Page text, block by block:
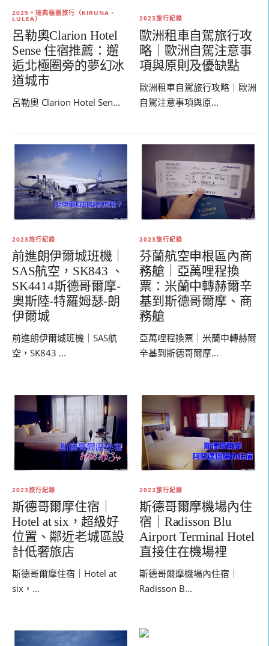
2025。瑞典極圈旅行（KIRUNA、
LULEA）
呂勒奧Clarion Hotel
Sense 住宿推薦：邂
逅北極圈旁的夢幻冰
道城市
呂勒奧 Clarion Hotel Sen...
2023旅行紀錄
歐洲租車自駕旅行攻
略｜歐洲自駕注意事
項與原則及優缺點
歐洲租車自駕旅行攻略｜歐洲
自駕注意事項與原...
2023旅行紀錄
前進朗伊爾城班機｜
SAS航空，SK843 、
SK4414斯德哥爾摩-
奧斯陸-特羅姆瑟-朗
伊爾城
前進朗伊爾城班機｜SAS航
空，SK843 ...
2023旅行紀錄
芬蘭航空申根區內商
務艙｜亞萬哩程換
票：米蘭中轉赫爾辛
基到斯德哥爾摩 、 商
務艙
亞萬哩程換票｜米蘭中轉赫爾
辛基到斯德哥爾摩...
2023旅行紀錄
斯德哥爾摩住宿｜
Hotel at six，超級好
位置、鄰近老城區設
計低奢旅店
斯德哥爾摩住宿｜Hotel at
six，...
2023旅行紀錄
斯德哥爾摩機場內住
宿｜Radisson Blu
Airport Terminal Hotel
直接住在機場裡
斯德哥爾摩機場內住宿｜
Radisson B...